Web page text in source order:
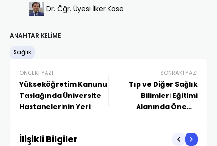
Dr. Öğr. Üyesi İlker Köse
ANAHTAR KELIME:
Sağlık
ÖNCEKI YAZI
Yükseköğretim Kanunu
Taslağında Üniversite
Hastanelerinin Yeri
SONRAKI YAZI
Tıp ve Diğer Sağlık
Bilimleri Eğitimi
Alanında Önemli
İlişikli Bilgiler